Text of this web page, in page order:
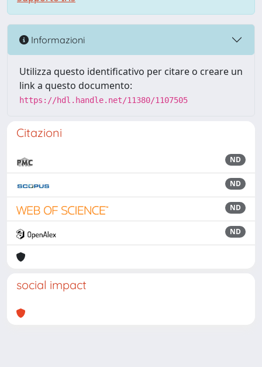
Informazioni
Utilizza questo identificativo per citare o creare un
link a questo documento:
https://hdl.handle.net/11380/1107505
Citazioni
ND
ND
ND
ND
social impact